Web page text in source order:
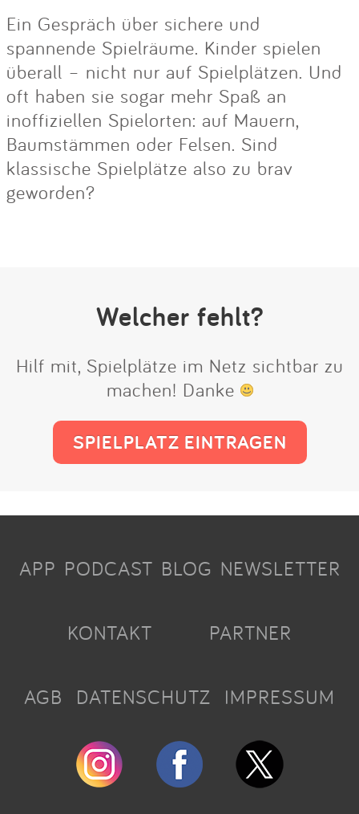
Ein Gespräch über sichere und
spannende Spielräume. Kinder spielen
überall – nicht nur auf Spielplätzen. Und
oft haben sie sogar mehr Spaß an
inoffiziellen Spielorten: auf Mauern,
Baumstämmen oder Felsen. Sind
klassische Spielplätze also zu brav
geworden?
Welcher fehlt?
Hilf mit, Spielplätze im Netz sichtbar zu
machen! Danke
SPIELPLATZ EINTRAGEN
APP PODCAST BLOG NEWSLETTER
KONTAKT PARTNER
AGB DATENSCHUTZ IMPRESSUM